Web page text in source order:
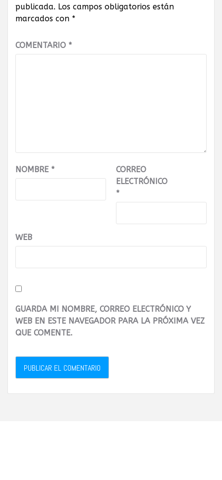
publicada. Los campos obligatorios están
marcados con *
COMENTARIO *
NOMBRE *
CORREO
ELECTRÓNICO
*
WEB
GUARDA MI NOMBRE, CORREO ELECTRÓNICO Y
WEB EN ESTE NAVEGADOR PARA LA PRÓXIMA VEZ
QUE COMENTE.